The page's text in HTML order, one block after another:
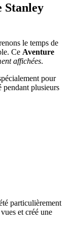
Stanley
le temps de
Ce Aventure
affichées.
pour
plusieurs
particulièrement
et créé une